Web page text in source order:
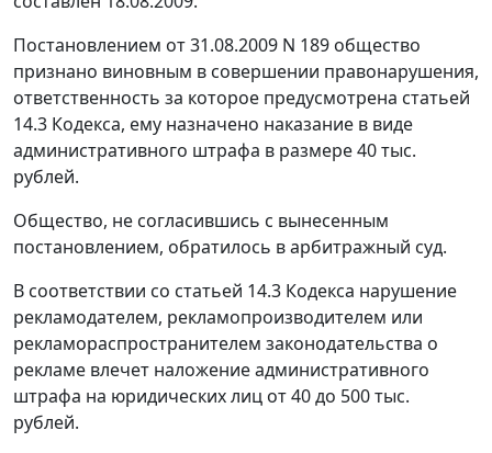
Постановлением от 31.08.2009 N 189 общество
признано виновным в совершении правонарушения,
ответственность за которое предусмотрена статьей
14.3 Кодекса, ему назначено наказание в виде
административного штрафа в размере 40 тыс.
рублей.
Общество, не согласившись с вынесенным
постановлением, обратилось в арбитражный суд.
В соответствии со статьей 14.3 Кодекса нарушение
рекламодателем, рекламопроизводителем или
рекламораспространителем законодательства о
рекламе влечет наложение административного
штрафа на юридических лиц от 40 до 500 тыс.
рублей.